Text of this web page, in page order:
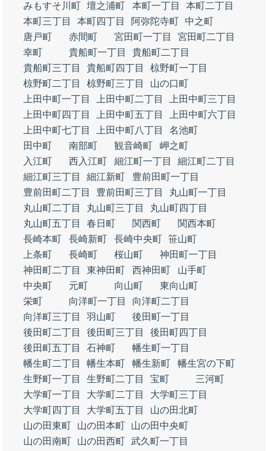
みもすそ川町 壇之浦町 本町一丁目
本町二丁目
本町三丁目
本町四丁目 阿弥陀寺町
中之町
唐戸町
赤間町 宮田町一丁目
宮田町二丁目
幸町
貴船町一丁目
貴船町二丁目
貴船町三丁目
貴船町四丁目
椋野町一丁目
椋野町二丁目
椋野町三丁目
山の口町
上田中町一丁目
上田中町二丁目
上田中町三丁目
上田中町四丁目
上田中町五丁目
上田中町六丁目
上田中町七丁目
上田中町八丁目
名池町
田中町
南部町 観音崎町
岬之町
入江町
西入江町 細江町一丁目
細江町二丁目
細江町三丁目
細江新町
豊前田町一丁目
豊前田町二丁目
豊前田町三丁目
丸山町一丁目
丸山町二丁目
丸山町三丁目
丸山町四丁目
丸山町五丁目
春日町 関西町
関西本町
長崎本町
長崎新町 長崎中央町 笹山町
上条町
長崎町 桜山町
神田町一丁目
神田町二丁目
東神田町 西神田町
山手町
中央町
元町 向山町
東向山町
栄町
向洋町一丁目
向洋町二丁目
向洋町三丁目
羽山町
後田町一丁目
後田町二丁目
後田町三丁目
後田町四丁目
後田町五丁目
石神町
幡生町一丁目
幡生町二丁目
幡生本町 幡生新町
幡生宮の下町
生野町一丁目
生野町二丁目 宝町
三河町
大学町一丁目
大学町二丁目
大学町三丁目
大学町四丁目
大学町五丁目
山の田北町
山の田東町
山の田本町
山の田中央町
山の田南町
山の田西町 武久町一丁目